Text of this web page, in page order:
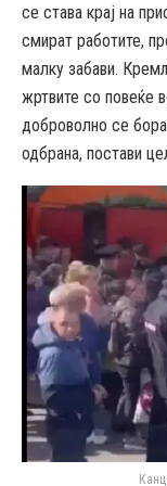
се става крај на
смират работите,
малку забави.
жртвите со повеќе
доброволно се
одбрана, постави